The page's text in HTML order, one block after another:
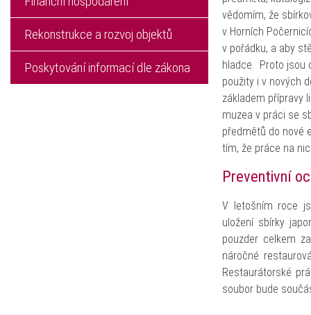
vědomím, že
v Horních
v pořádku, a aby
hladce. Proto jsou
použity i v nových
základem přípravy
muzea v práci se
předmětů do nové
tím, že práce na
Preventivní
V letošním roce
uložení sbírky
pouzder celkem
náročné
Restaurátorské
soubor bude
Rekonstrukce a rozvoj objektů
Poskytování informací dle zákona